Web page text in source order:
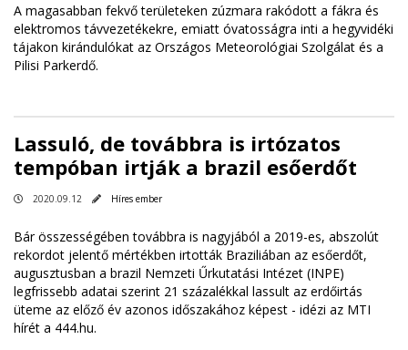
A magasabban fekvő területeken zúzmara rakódott a fákra és
elektromos távvezetékekre, emiatt óvatosságra inti a hegyvidéki
tájakon kirándulókat az Országos Meteorológiai Szolgálat és a
Pilisi Parkerdő.
Lassuló, de továbbra is irtózatos
tempóban irtják a brazil esőerdőt
2020.09.12 Híres ember
Bár összességében továbbra is nagyjából a 2019-es, abszolút
rekordot jelentő mértékben irtották Braziliában az esőerdőt,
augusztusban a brazil Nemzeti Űrkutatási Intézet (INPE)
legfrissebb adatai szerint 21 százalékkal lassult az erdőirtás
üteme az előző év azonos időszakához képest - idézi az MTI
hírét a 444.hu.